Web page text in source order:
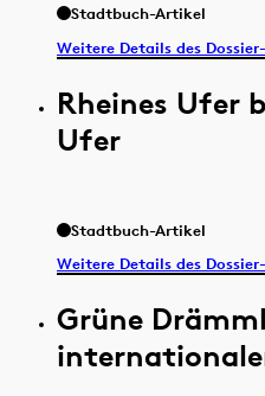
Stadtbuch-Artikel
Weitere Details des
Rheines Ufer
Ufer
Stadtbuch-Artikel
Weitere Details des
Grüne